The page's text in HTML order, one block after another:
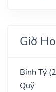
Giờ
Bính Tý
Quỹ